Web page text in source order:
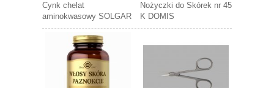
Cynk chelat
aminokwasowy SOLGAR
Nożyczki do Skórek nr 45
K DOMIS